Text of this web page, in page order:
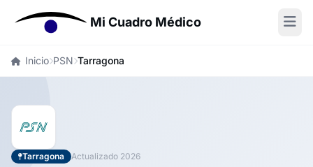
Mi Cuadro Médico
Inicio PSN Tarragona
Tarragona Actualizado 2026